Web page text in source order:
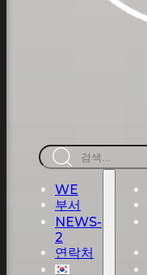
검
색
WE
부서
NEWS-
2
연락처